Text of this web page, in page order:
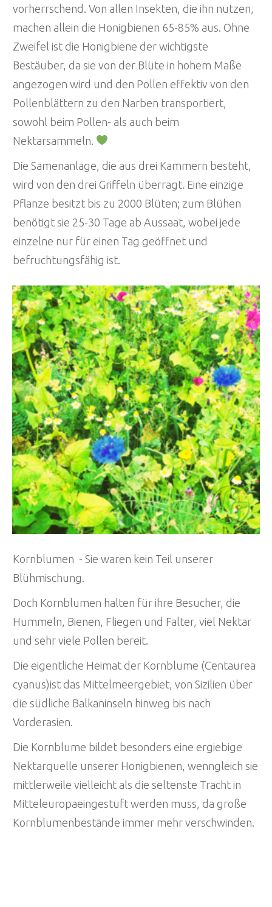
vorherrschend. Von allen Insekten, die ihn nutzen,
machen allein die Honigbienen 65-85% aus. Ohne
Zweifel ist die Honigbiene der wichtigste
Bestäuber, da sie von der Blüte in hohem Maße
angezogen wird und den Pollen effektiv von den
Pollenblättern zu den Narben transportiert,
sowohl beim Pollen- als auch beim
Nektarsammeln.
Die Samenanlage, die aus drei Kammern besteht,
wird von den drei Griffeln überragt. Eine einzige
Pflanze besitzt bis zu 2000 Blüten; zum Blühen
benötigt sie 25-30 Tage ab Aussaat, wobei jede
einzelne nur für einen Tag geöffnet und
befruchtungsfähig ist.
Kornblumen - Sie waren kein Teil unserer
Blühmischung.
Doch Kornblumen halten für ihre Besucher, die
Hummeln, Bienen, Fliegen und Falter, viel Nektar
und sehr viele Pollen bereit.
Die eigentliche Heimat der Kornblume (Centaurea
cyanus)ist das Mittelmeergebiet, von Sizilien über
die südliche Balkaninseln hinweg bis nach
Vorderasien.
Die Kornblume bildet besonders eine ergiebige
Nektarquelle unserer Honigbienen, wenngleich sie
mittlerweile vielleicht als die seltenste Tracht in
Mitteleuropaeingestuft werden muss, da große
Kornblumenbestände immer mehr verschwinden.